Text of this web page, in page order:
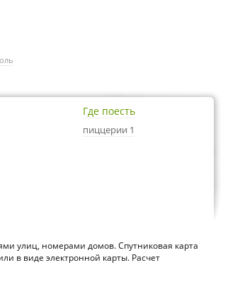
Где поесть
пиццерии 1
улиц, номерами домов. Спутниковая карта
в виде электронной карты. Расчет